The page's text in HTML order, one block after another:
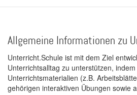
Allgemeine Informationen zu
Unterricht.Schule ist mit dem Ziel
Unterrichtsalltag zu unterstützen,
Unterrichtsmaterialien (z.B.
gehörigen interaktiven Übungen sowie